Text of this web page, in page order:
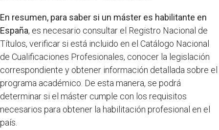
En resumen, para saber si un máster es habilitante en
España, es necesario consultar el Registro Nacional de
Títulos, verificar si está incluido en el Catálogo Nacional
de Cualificaciones Profesionales, conocer la legislación
correspondiente y obtener información detallada sobre el
programa académico. De esta manera, se podrá
determinar si el máster cumple con los requisitos
necesarios para obtener la habilitación profesional en el
país.